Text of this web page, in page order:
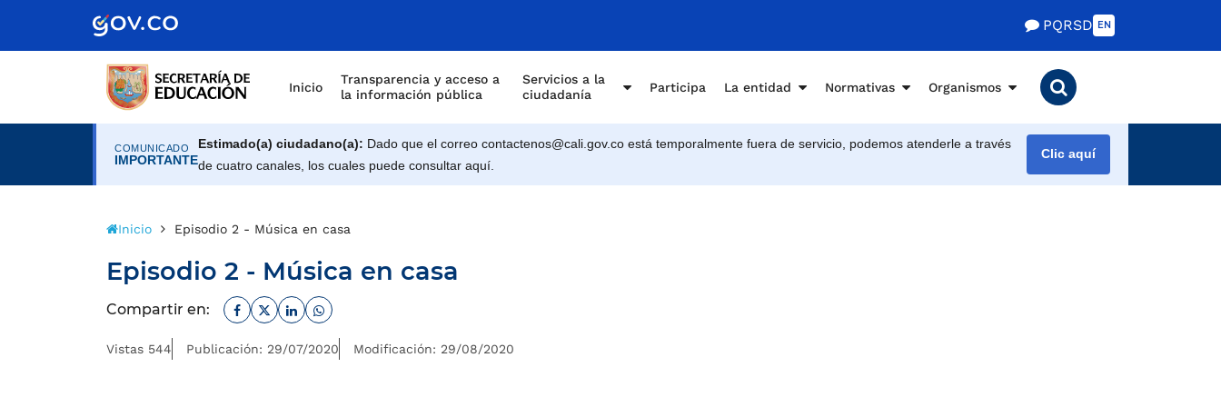
PQRSD EN
Inicio
Transparencia y acceso a
la información pública
Servicios a la
ciudadanía
Participa La entidad Normativas Organismos
COMUNICADO
IMPORTANTE
Estimado(a) ciudadano(a): Dado que el correo contactenos@cali.gov.co está temporalmente fuera de servicio, podemos atenderle a través
de cuatro canales, los cuales puede consultar aquí.
Clic aquí
Inicio Episodio 2 - Música en casa
Episodio 2 - Música en casa
Compartir en: Facebook
TwitterLinkedinWhatsapp
Vistas 544 Publicación: 29/07/2020 Modificación: 29/08/2020